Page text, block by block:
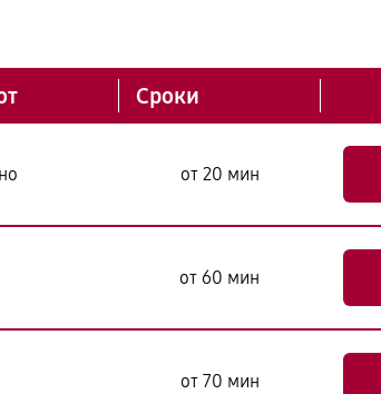
Сроки
от 20 мин
от 60 мин
от 70 мин